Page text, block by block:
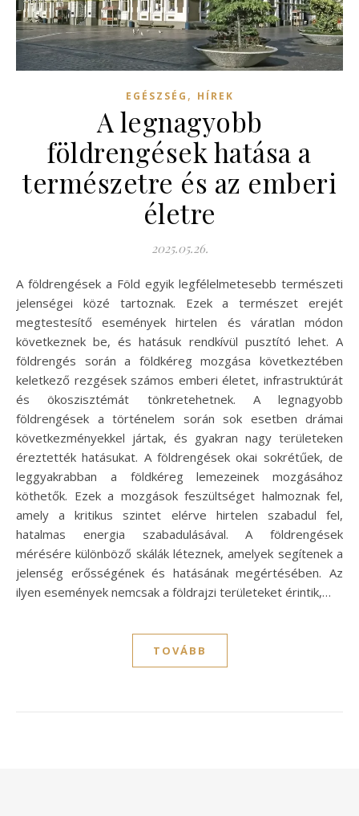
EGÉSZSÉG , HÍREK
A legnagyobb
földrengések hatása a
természetre és az emberi
életre
2025.05.26.
A földrengések a Föld egyik legfélelmetesebb természeti
jelenségei közé tartoznak. Ezek a természet erejét
megtestesítő események hirtelen és váratlan módon
következnek be, és hatásuk rendkívül pusztító lehet. A
földrengés során a földkéreg mozgása következtében
keletkező rezgések számos emberi életet, infrastruktúrát
és ökoszisztémát tönkretehetnek. A legnagyobb
földrengések a történelem során sok esetben drámai
következményekkel jártak, és gyakran nagy területeken
éreztették hatásukat. A földrengések okai sokrétűek, de
leggyakrabban a földkéreg lemezeinek mozgásához
köthetők. Ezek a mozgások feszültséget halmoznak fel,
amely a kritikus szintet elérve hirtelen szabadul fel,
hatalmas energia szabadulásával. A földrengések
mérésére különböző skálák léteznek, amelyek segítenek a
jelenség erősségének és hatásának megértésében. Az
ilyen események nemcsak a földrajzi területeket érintik,…
TOVÁBB